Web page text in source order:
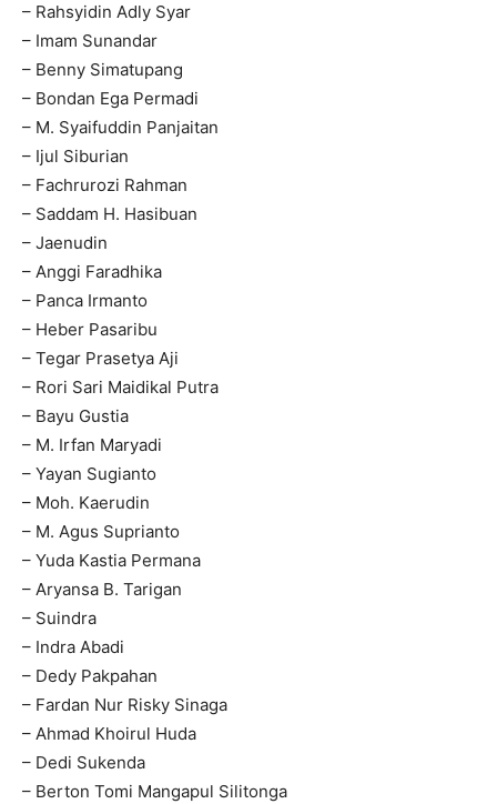
– Rahsyidin Adly Syar
– Imam Sunandar
– Benny Simatupang
– Bondan Ega Permadi
– M. Syaifuddin Panjaitan
– Ijul Siburian
– Fachrurozi Rahman
– Saddam H. Hasibuan
– Jaenudin
– Anggi Faradhika
– Panca Irmanto
– Heber Pasaribu
– Tegar Prasetya Aji
– Rori Sari Maidikal Putra
– Bayu Gustia
– M. Irfan Maryadi
– Yayan Sugianto
– Moh. Kaerudin
– M. Agus Suprianto
– Yuda Kastia Permana
– Aryansa B. Tarigan
– Suindra
– Indra Abadi
– Dedy Pakpahan
– Fardan Nur Risky Sinaga
– Ahmad Khoirul Huda
– Dedi Sukenda
– Berton Tomi Mangapul Silitonga